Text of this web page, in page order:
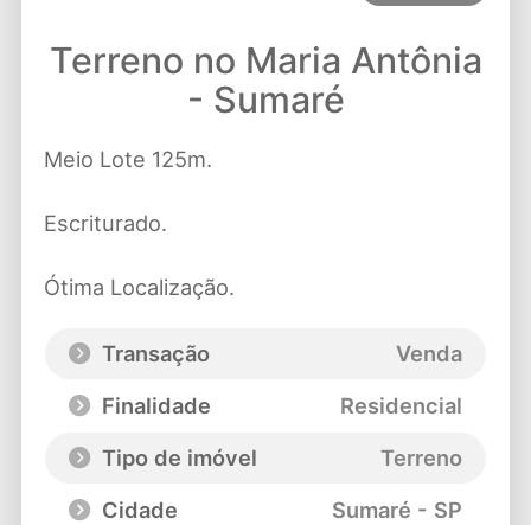
Terreno no Maria Antônia
- Sumaré
Meio Lote 125m.
Escriturado.
Ótima Localização.
Transação
Venda
Finalidade
Residencial
Tipo de imóvel
Terreno
Cidade
Sumaré - SP